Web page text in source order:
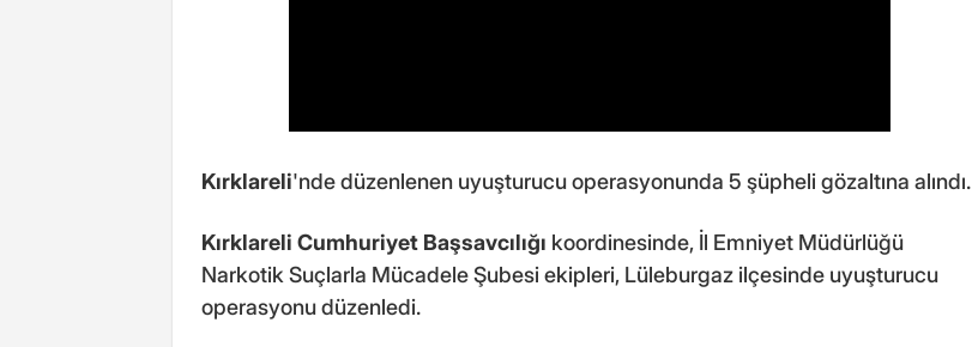
Kırklareli'nde düzenlenen uyuşturucu operasyonunda 5 şüpheli gözaltına alındı.
Kırklareli Cumhuriyet Başsavcılığı koordinesinde, İl Emniyet Müdürlüğü
Narkotik Suçlarla Mücadele Şubesi ekipleri, Lüleburgaz ilçesinde uyuşturucu
operasyonu düzenledi.